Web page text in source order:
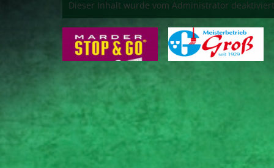
Dieser Inhalt wurde vom Administrator